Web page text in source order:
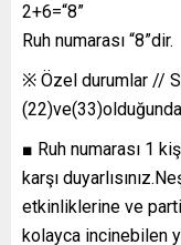
2+6=“8”
Ruh numarası “8”dir.
※ Özel durumlar //
(22)ve(33)olduğunda
■ Ruh numarası 1
karşı
etkinliklerine ve
kolayca incinebilen